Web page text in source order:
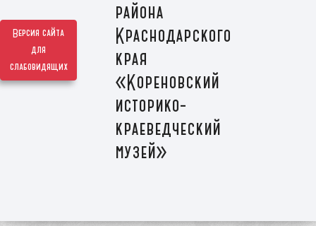
Версия сайта
для
слабовидящих
района
Краснодарского
края
«Кореновский
историко-
краеведческий
музей»